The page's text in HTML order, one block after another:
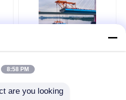
Προκατασκευασμένη
μεταλλική κρεμαστή
γέφυρα από χάλυβα
δοκών ODM
8:58 PM
are you looking